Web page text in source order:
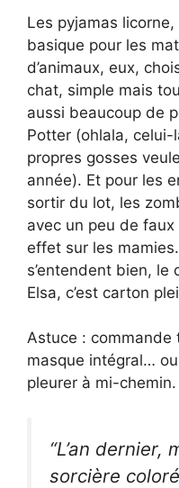
Les pyjamas licorne,
basique pour les
d’animaux, eux,
chat, simple mais
aussi beaucoup de
Potter (ohlala, celui-
propres gosses
année). Et pour les
sortir du lot, les
avec un peu de
effet sur les
s’entendent bien,
Elsa, c’est carton
Astuce : commande
masque intégral…
pleurer à mi-chemin.
“L’an dernier,
sorcière